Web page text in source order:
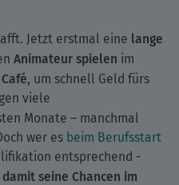
Jetzt erstmal eine lange
Animateur spielen im
, um schnell Geld fürs
viele
Monate – manchmal
wer es beim Berufsstart
entsprechend -
seine Chancen im